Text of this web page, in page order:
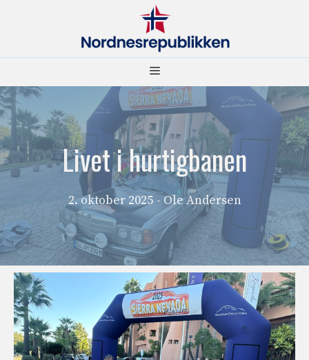
Meny
Livet i hurtigbanen
2. oktober 2025 - Ole Andersen